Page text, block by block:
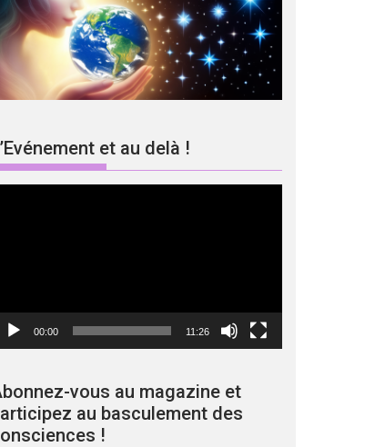
et au delà !
00:00 11:26
vous au magazine et
au basculement des
!